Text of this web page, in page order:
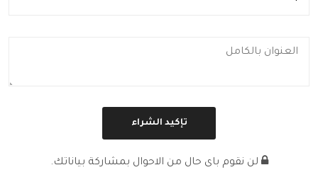
لن نقوم باى حال من الاحوال بمشاركة بياناتك.